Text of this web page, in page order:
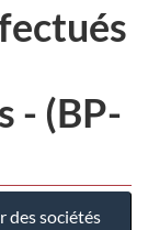
- (BP-
des sociétés